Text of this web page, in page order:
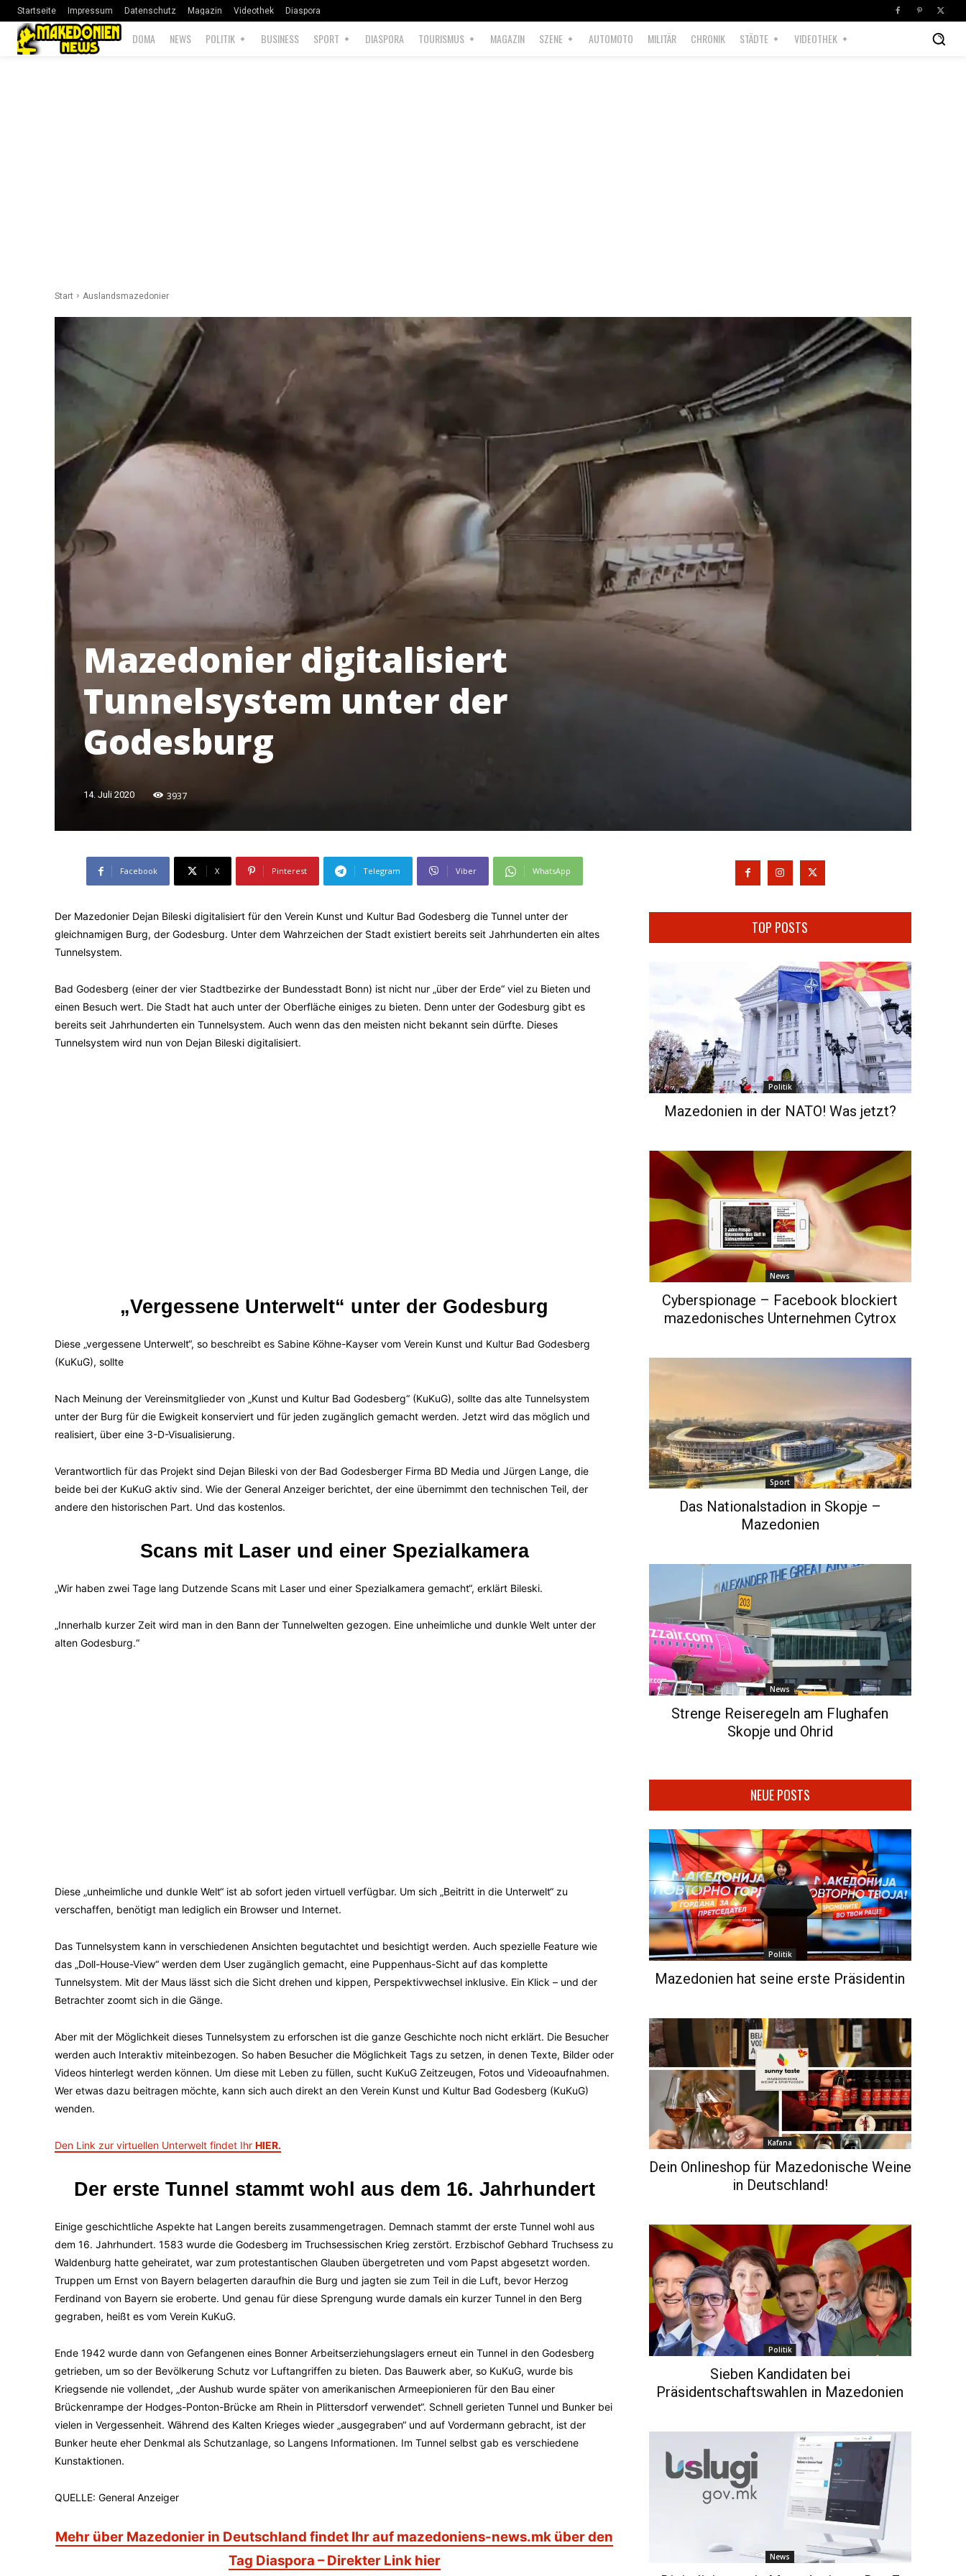
Startseite Impressum Datenschutz Magazin Videothek Diaspora
DOMA NEWS POLITIK BUSINESS SPORT DIASPORA TOURISMUS MAGAZIN SZENE AUTOMOTO MILITÄR CHRONIK STÄDTE VIDEOTHEK
Start Auslandsmazedonier
Mazedonier digitalisiert
Tunnelsystem unter der
Godesburg
14. Juli 2020 3937
Facebook X Pinterest Telegram Viber WhatsApp
Der Mazedonier Dejan Bileski digitalisiert für den Verein Kunst und Kultur Bad Godesberg die Tunnel unter der
gleichnamigen Burg, der Godesburg. Unter dem Wahrzeichen der Stadt existiert bereits seit Jahrhunderten ein altes
Tunnelsystem.
Bad Godesberg (einer der vier Stadtbezirke der Bundesstadt Bonn) ist nicht nur „über der Erde“ viel zu Bieten und
einen Besuch wert. Die Stadt hat auch unter der Oberfläche einiges zu bieten. Denn unter der Godesburg gibt es
bereits seit Jahrhunderten ein Tunnelsystem. Auch wenn das den meisten nicht bekannt sein dürfte. Dieses
Tunnelsystem wird nun von Dejan Bileski digitalisiert.
„Vergessene Unterwelt“ unter der Godesburg
Diese „vergessene Unterwelt“, so beschreibt es Sabine Köhne-Kayser vom Verein Kunst und Kultur Bad Godesberg
(KuKuG), sollte
Nach Meinung der Vereinsmitglieder von „Kunst und Kultur Bad Godesberg“ (KuKuG), sollte das alte Tunnelsystem
unter der Burg für die Ewigkeit konserviert und für jeden zugänglich gemacht werden. Jetzt wird das möglich und
realisiert, über eine 3-D-Visualisierung.
Verantwortlich für das Projekt sind Dejan Bileski von der Bad Godesberger Firma BD Media und Jürgen Lange, die
beide bei der KuKuG aktiv sind. Wie der General Anzeiger berichtet, der eine übernimmt den technischen Teil, der
andere den historischen Part. Und das kostenlos.
Scans mit Laser und einer Spezialkamera
„Wir haben zwei Tage lang Dutzende Scans mit Laser und einer Spezialkamera gemacht“, erklärt Bileski.
„Innerhalb kurzer Zeit wird man in den Bann der Tunnelwelten gezogen. Eine unheimliche und dunkle Welt unter der
alten Godesburg.“
Diese „unheimliche und dunkle Welt“ ist ab sofort jeden virtuell verfügbar. Um sich „Beitritt in die Unterwelt“ zu
verschaffen, benötigt man lediglich ein Browser und Internet.
Das Tunnelsystem kann in verschiedenen Ansichten begutachtet und besichtigt werden. Auch spezielle Feature wie
das „Doll-House-View“ werden dem User zugänglich gemacht, eine Puppenhaus-Sicht auf das komplette
Tunnelsystem. Mit der Maus lässt sich die Sicht drehen und kippen, Perspektivwechsel inklusive. Ein Klick – und der
Betrachter zoomt sich in die Gänge.
Aber mit der Möglichkeit dieses Tunnelsystem zu erforschen ist die ganze Geschichte noch nicht erklärt. Die Besucher
werden auch Interaktiv miteinbezogen. So haben Besucher die Möglichkeit Tags zu setzen, in denen Texte, Bilder oder
Videos hinterlegt werden können. Um diese mit Leben zu füllen, sucht KuKuG Zeitzeugen, Fotos und Videoaufnahmen.
Wer etwas dazu beitragen möchte, kann sich auch direkt an den Verein Kunst und Kultur Bad Godesberg (KuKuG)
wenden.
Den Link zur virtuellen Unterwelt findet Ihr HIER.
Der erste Tunnel stammt wohl aus dem 16. Jahrhundert
Einige geschichtliche Aspekte hat Langen bereits zusammengetragen. Demnach stammt der erste Tunnel wohl aus
dem 16. Jahrhundert. 1583 wurde die Godesberg im Truchsessischen Krieg zerstört. Erzbischof Gebhard Truchsess zu
Waldenburg hatte geheiratet, war zum protestantischen Glauben übergetreten und vom Papst abgesetzt worden.
Truppen um Ernst von Bayern belagerten daraufhin die Burg und jagten sie zum Teil in die Luft, bevor Herzog
Ferdinand von Bayern sie eroberte. Und genau für diese Sprengung wurde damals ein kurzer Tunnel in den Berg
gegraben, heißt es vom Verein KuKuG.
Ende 1942 wurde dann von Gefangenen eines Bonner Arbeitserziehungslagers erneut ein Tunnel in den Godesberg
getrieben, um so der Bevölkerung Schutz vor Luftangriffen zu bieten. Das Bauwerk aber, so KuKuG, wurde bis
Kriegsende nie vollendet, „der Aushub wurde später von amerikanischen Armeepionieren für den Bau einer
Brückenrampe der Hodges-Ponton-Brücke am Rhein in Plittersdorf verwendet“. Schnell gerieten Tunnel und Bunker bei
vielen in Vergessenheit. Während des Kalten Krieges wieder „ausgegraben“ und auf Vordermann gebracht, ist der
Bunker heute eher Denkmal als Schutzanlage, so Langens Informationen. Im Tunnel selbst gab es verschiedene
Kunstaktionen.
QUELLE: General Anzeiger
Mehr über Mazedonier in Deutschland findet Ihr auf mazedoniens-news.mk über den
Tag Diaspora – Direkter Link hier
TOP POSTS
Politik
Mazedonien in der NATO! Was jetzt?
News
Cyberspionage – Facebook blockiert
mazedonisches Unternehmen Cytrox
Sport
Das Nationalstadion in Skopje –
Mazedonien
News
Strenge Reiseregeln am Flughafen
Skopje und Ohrid
NEUE POSTS
Politik
Mazedonien hat seine erste Präsidentin
Kafana
Dein Onlineshop für Mazedonische Weine
in Deutschland!
Politik
Sieben Kandidaten bei
Präsidentschaftswahlen in Mazedonien
News